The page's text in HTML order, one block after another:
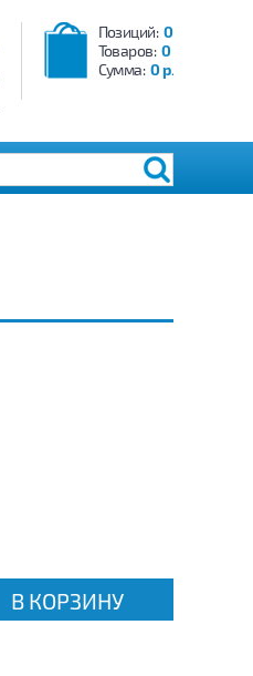
Позиций: 0
Товаров: 0
Сумма: 0 р.
В КОРЗИНУ